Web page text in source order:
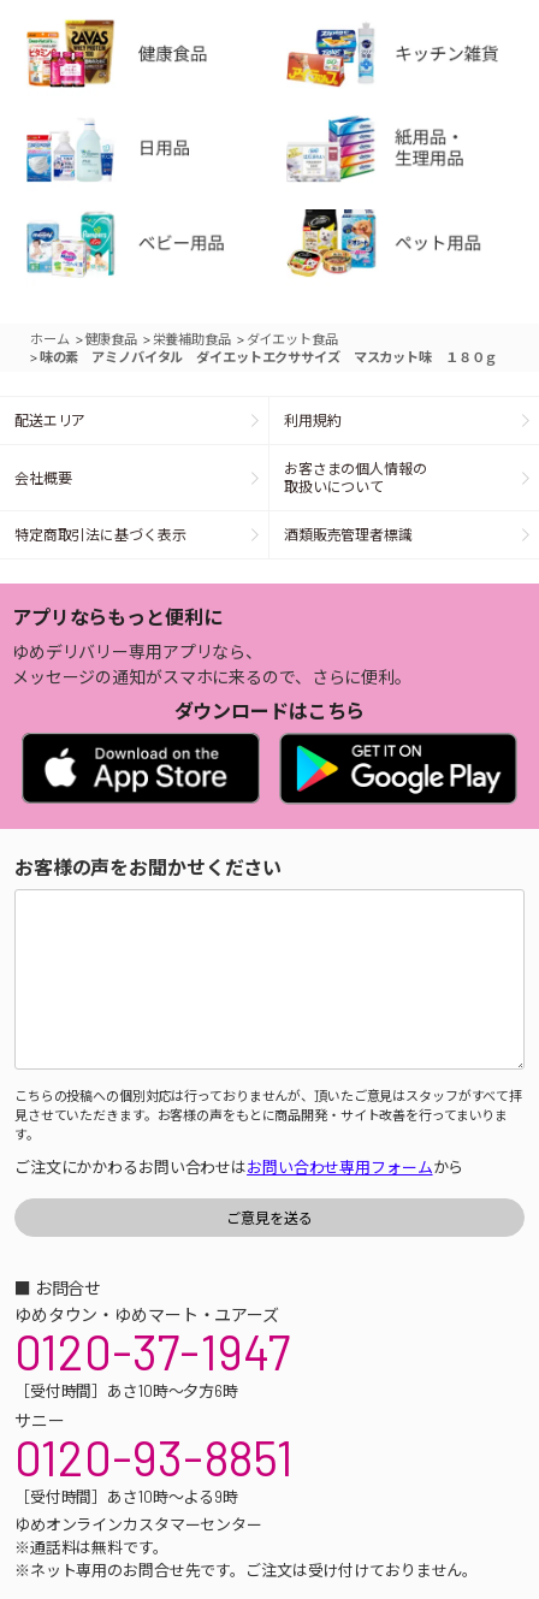
ホーム >健康食品 > 栄養補助食品 > ダイエット食品
> 味の素 アミノバイタル ダイエットエクササイズ マスカット味 １８０ｇ
配送エリア 利用規約
会社概要
お客さまの個人情報の
取扱いについて
特定商取引法に基づく表示 酒類販売管理者標識
アプリならもっと便利に
ゆめデリバリー専用アプリなら、
メッセージの通知がスマホに来るので、さらに便利。
ダウンロードはこちら
お客様の声をお聞かせください
こちらの投稿への個別対応は行っておりませんが、頂いたご意見はスタッフがすべて拝
見させていただきます。お客様の声をもとに商品開発・サイト改善を行ってまいりま
す。
ご注文にかかわるお問い合わせはお問い合わせ専用フォームから
■ お問合せ
ゆめタウン・ゆめマート・ユアーズ
0120-37-1947
［受付時間］あさ10時～夕方6時
サニー
0120-93-8851
［受付時間］あさ10時～よる9時
ゆめオンラインカスタマーセンター
※通話料は無料です。
※ネット専用のお問合せ先です。ご注文は受け付けておりません。